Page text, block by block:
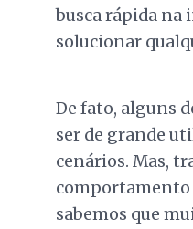
busca rápida na
solucionar
De fato, alguns
ser de grande
cenários. Mas,
comportamento
sabemos que